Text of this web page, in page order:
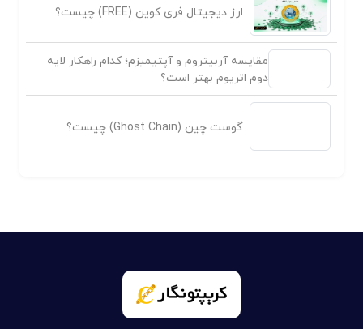
ارز دیجیتال فری کوین (FREE) چیست؟
مقایسه آربیتروم و آپتیمیزم؛ کدام راهکار لایه
دوم اتریوم بهتر است؟
گوست چین (Ghost Chain) چیست؟